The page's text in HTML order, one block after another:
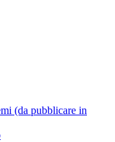
(da pubblicare in